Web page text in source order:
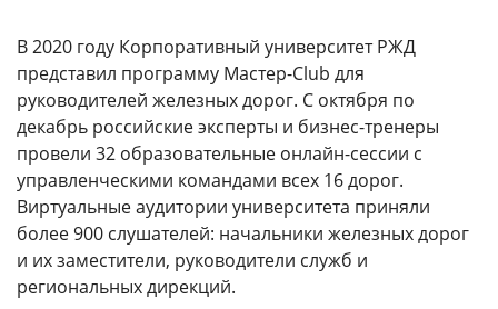
УНИВЕРмаг
Сведения об образовательной организации
Годовые отчеты
Стоимость образовательных услуг
III Форум лидеров корпоративного обучения
России
Каталог программ
В 2020 году Корпоративный университет РЖД
представил программу Мастер-Club для
руководителей железных дорог. С октября по
декабрь российские эксперты и бизнес-тренеры
провели 32 образовательные онлайн-сессии с
управленческими командами всех 16 дорог.
Виртуальные аудитории университета приняли
более 900 слушателей: начальники железных дорог
и их заместители, руководители служб и
региональных дирекций.